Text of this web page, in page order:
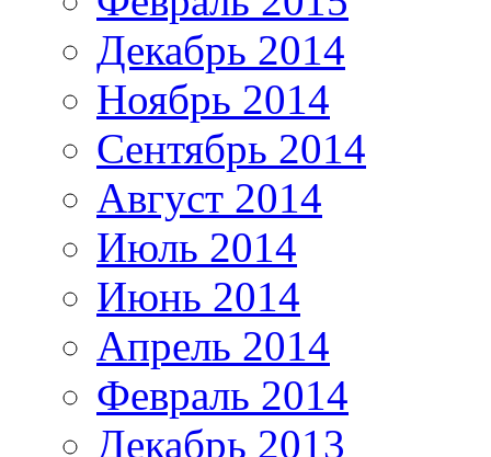
Декабрь 2014
Ноябрь 2014
Сентябрь 2014
Август 2014
Июль 2014
Июнь 2014
Апрель 2014
Февраль 2014
Декабрь 2013